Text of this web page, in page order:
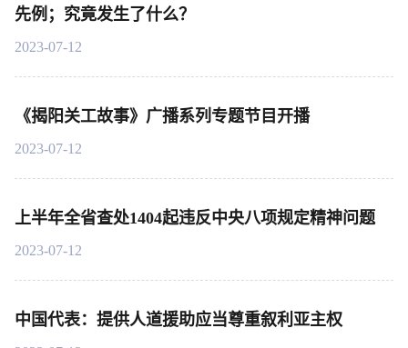
先例；究竟发生了什么？
2023-07-12
《揭阳关工故事》广播系列专题节目开播
2023-07-12
上半年全省查处1404起违反中央八项规定精神问题
2023-07-12
中国代表：提供人道援助应当尊重叙利亚主权